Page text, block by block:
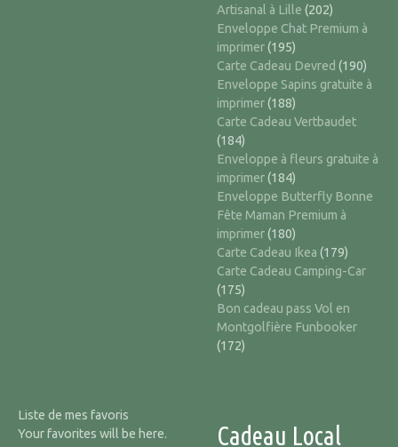
Artisanal à Lille (202)
Enveloppe Chat Premium à
imprimer(195)
Carte Cadeau Devred (190)
Enveloppe Sapins gratuite à
imprimer(188)
Carte Cadeau Vertbaudet
(184)
Enveloppe à fleurs gratuite à
imprimer(184)
Enveloppe Butterfly Bonne
Fête Maman Premium à
imprimer(180)
Carte Cadeau Ikea (179)
Carte Cadeau Camping-Car
(175)
Bon cadeau pass Vol en
Montgolfière Funbooker
(172)
Liste de mes favoris
Your favorites will be here.
Cadeau Local